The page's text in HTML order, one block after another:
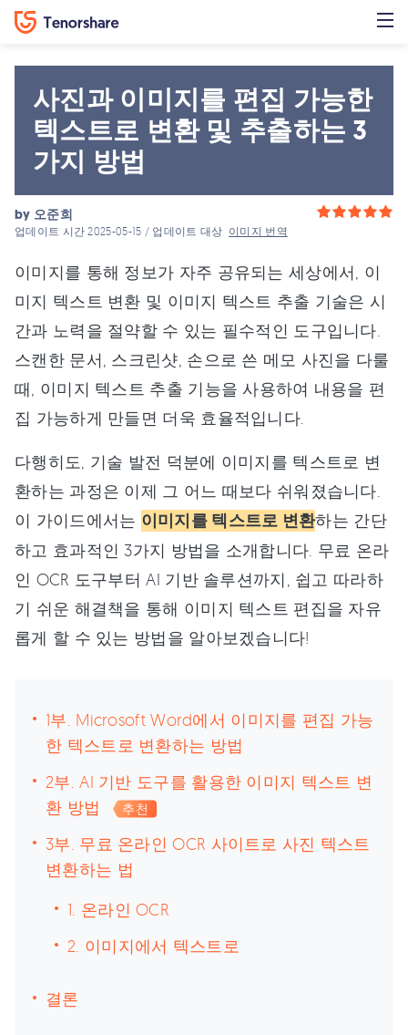
사진과 이미지를 편집 가능한
텍스트로 변환 및 추출하는 3
가지 방법
by 오준희
업데이트 시간 2025-05-15 / 업데이트 대상 이미지 번역
이미지를 통해 정보가 자주 공유되는 세상에서, 이
미지 텍스트 변환 및 이미지 텍스트 추출 기술은 시
간과 노력을 절약할 수 있는 필수적인 도구입니다.
스캔한 문서, 스크린샷, 손으로 쓴 메모 사진을 다룰
때, 이미지 텍스트 추출 기능을 사용하여 내용을 편
집 가능하게 만들면 더욱 효율적입니다.
다행히도, 기술 발전 덕분에 이미지를 텍스트로 변
환하는 과정은 이제 그 어느 때보다 쉬워졌습니다.
이 가이드에서는 이미지를 텍스트로 변환하는 간단
하고 효과적인 3가지 방법을 소개합니다. 무료 온라
인 OCR 도구부터 AI 기반 솔루션까지, 쉽고 따라하
기 쉬운 해결책을 통해 이미지 텍스트 편집을 자유
롭게 할 수 있는 방법을 알아보겠습니다!
1부. Microsoft Word에서 이미지를 편집 가능
한 텍스트로 변환하는 방법
2부. AI 기반 도구를 활용한 이미지 텍스트 변
환 방법
추천
3부. 무료 온라인 OCR 사이트로 사진 텍스트
변환하는 법
1. 온라인 OCR
2. 이미지에서 텍스트로
결론